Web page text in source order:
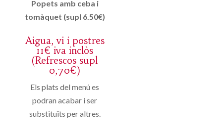
Popets amb ceba i
tomàquet (supl 6.50€)
Aigua, vi i postres
11€ iva inclòs
(Refrescos supl
0,70€)
Els plats del menú es
podran acabar i ser
substituïts per altres.